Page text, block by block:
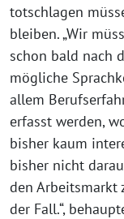
totschlagen
bleiben. „Wir
schon bald nach
mögliche
allem
erfasst werden,
bisher kaum
bisher nicht
den Arbeitsmarkt
der Fall.“,